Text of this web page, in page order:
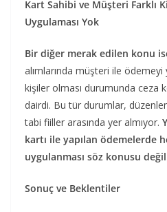
Kart Sahibi ve Müşteri Farklı
Uygulaması Yok
Bir diğer merak edilen konu
alımlarında müşteri ile
kişiler olması durumunda ceza
dairdi. Bu tür durumlar,
tabi fiiller arasında yer almıyor.
kartı ile yapılan ödemelerde
uygulanması söz konusu
Sonuç ve Beklentiler